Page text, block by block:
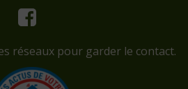
réseaux pour garder le contact.